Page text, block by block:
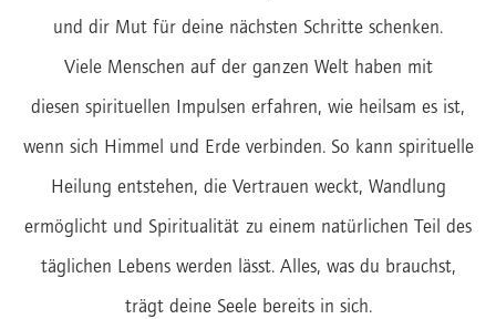
und dir Mut für deine nächsten Schritte schenken.
Viele Menschen auf der ganzen Welt haben mit
diesen spirituellen Impulsen erfahren, wie heilsam es ist,
wenn sich Himmel und Erde verbinden. So kann spirituelle
Heilung entstehen, die Vertrauen weckt, Wandlung
ermöglicht und Spiritualität zu einem natürlichen Teil des
täglichen Lebens werden lässt. Alles, was du brauchst,
trägt deine Seele bereits in sich.